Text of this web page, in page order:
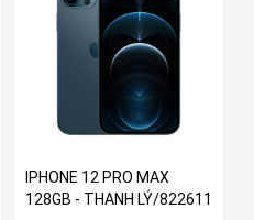
IPHONE 12 PRO MAX
128GB - THANH LÝ/822611